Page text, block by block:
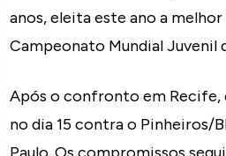
anos, eleita este ano a
Campeonato Mundial Juvenil
Após o confronto em Recife,
no dia 15 contra o Pinheiros/